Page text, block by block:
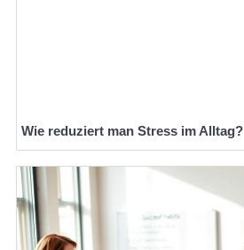
Wie reduziert man Stress im Alltag?